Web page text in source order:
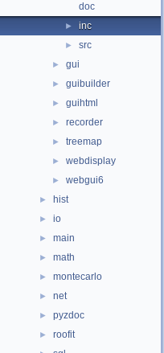
doc
► inc
► src
► gui
► guibuilder
► guihtml
► recorder
► treemap
► webdisplay
► webgui6
► hist
► io
► main
► math
► montecarlo
► net
► pyzdoc
► roofit